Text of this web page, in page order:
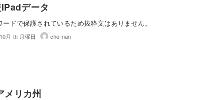
データ
ドで保護されているため抜粋文はありません。
月 th 月曜日 cho-nan
リカ州